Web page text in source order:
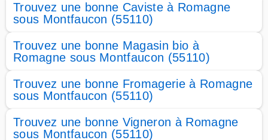
Trouvez une bonne Caviste à Romagne
sous Montfaucon (55110)
Trouvez une bonne Magasin bio à
Romagne sous Montfaucon (55110)
Trouvez une bonne Fromagerie à Romagne
sous Montfaucon (55110)
Trouvez une bonne Vigneron à Romagne
sous Montfaucon (55110)